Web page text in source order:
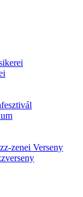
zenei Verseny